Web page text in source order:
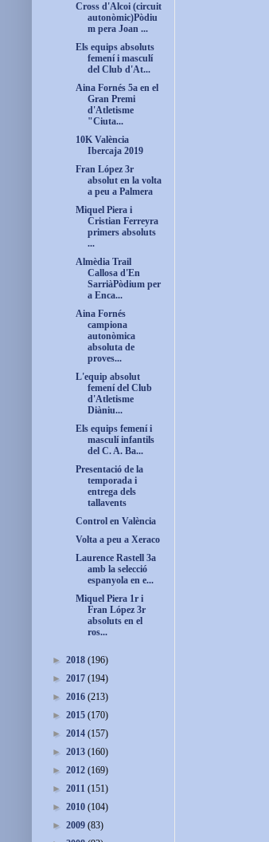
Cross d'Alcoi (circuit
autonòmic)Pòdiu
m pera Joan ...
Els equips absoluts
femení i masculí
del Club d'At...
Aina Fornés 5a en el
Gran Premi
d'Atletisme
"Ciuta...
10K València
Ibercaja 2019
Fran López 3r
absolut en la volta
a peu a Palmera
Miquel Piera i
Cristian Ferreyra
primers absoluts
...
Almèdia Trail
Callosa d'En
SarriàPòdium per
a Enca...
Aina Fornés
campiona
autonòmica
absoluta de
proves...
L'equip absolut
femení del Club
d'Atletisme
Diàniu...
Els equips femení i
masculí infantils
del C. A. Ba...
Presentació de la
temporada i
entrega dels
tallavents
Control en València
Volta a peu a Xeraco
Laurence Rastell 3a
amb la selecció
espanyola en e...
Miquel Piera 1r i
Fran López 3r
absoluts en el
ros...
► 2018 (196)
► 2017 (194)
► 2016 (213)
► 2015 (170)
► 2014 (157)
► 2013 (160)
► 2012 (169)
► 2011 (151)
► 2010 (104)
► 2009 (83)